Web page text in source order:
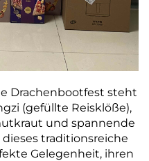
Drachenbootfest steht
(gefüllte Reisklöße),
und spannende
traditionsreiche
Gelegenheit, ihren